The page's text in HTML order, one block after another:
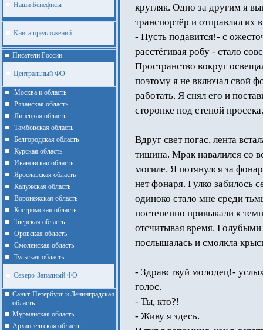
Наши Бенефисы
Книга предложений
Писатели России
Центральный ФО
Москва и область
Рязанская область
Липецкая область
Тамбовская область
Белгородская область
Курская область
Ивановская область
Ярославская область
Калужская область
Воронежская область
Костромская область
Тверская область
Оровская область
Смоленская область
Тульская область
Северо-Западный ФО
Санкт-Петербург и Ленинградская
область
Мурманская область
Архангельская область
кругляк. Одно за другим я
транспортёр и отправлял их
- Пусть подавится!- с
расстёгивая робу - стало
Пространство вокруг
поэтому я не включал свой
работать. Я снял его и
сторонке под стеной просека.
Вдруг свет погас, лента
тишина. Мрак навалился со
могиле. Я потянулся за
нет фонаря. Гулко забилось
одиноко стало мне среди
постепенно привыкали к
отсчитывая время.
послышалась и смолкла
- Здравствуй молодец!-
голос.
- Ты, кто?!
- Живу я здесь.